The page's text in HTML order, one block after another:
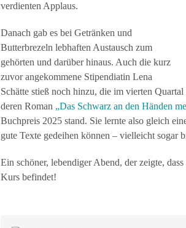
verdienten Applaus.
Danach gab es bei Getränken und
Butterbrezeln lebhaften Austausch zum
gehörten und darüber hinaus. Auch die kurz
zuvor angekommene Stipendiatin Lena
Schätte stieß noch hinzu, die im vierten
deren Roman „Das Schwarz an den Händen
Buchpreis 2025 stand. Sie lernte also gleich
gute Texte gedeihen können – vielleicht sogar
Ein schöner, lebendiger Abend, der zeigte,
Kurs befindet!